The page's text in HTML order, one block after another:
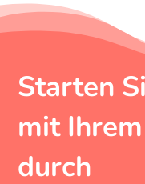
Starten
mit
durch